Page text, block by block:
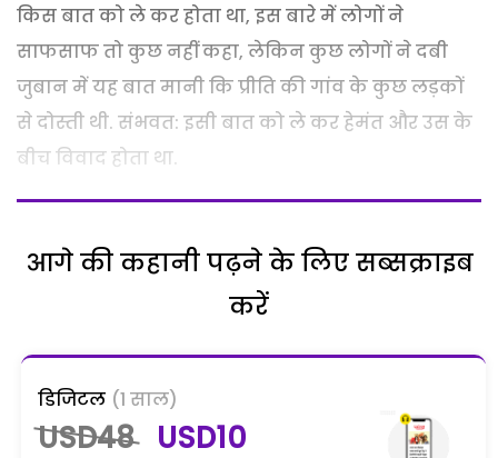
किस बात को ले कर होता था, इस बारे में लोगों ने
साफसाफ तो कुछ नहीं कहा, लेकिन कुछ लोगों ने दबी
जुबान में यह बात मानी कि प्रीति की गांव के कुछ लड़कों
से दोस्ती थी. संभवत: इसी बात को ले कर हेमंत और उस के
बीच विवाद होता था.
आगे की कहानी पढ़ने के लिए सब्सक्राइब
करें
डिजिटल (1 साल)
USD48 USD10